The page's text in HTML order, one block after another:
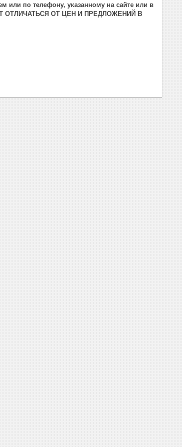
или по телефону, указанному на сайте или в
ОТЛИЧАТЬСЯ ОТ ЦЕН И ПРЕДЛОЖЕНИЙ В